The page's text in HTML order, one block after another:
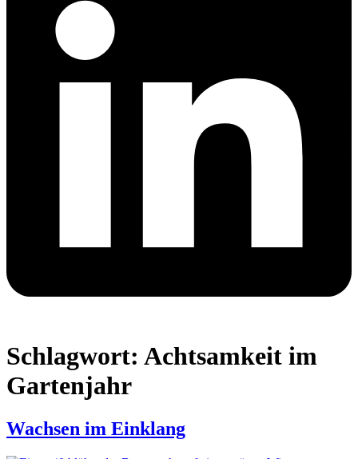
Schlagwort: Achtsamkeit im
Gartenjahr
Wachsen im Einklang